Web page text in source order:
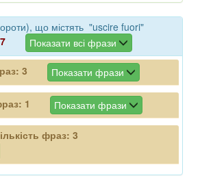
що містять "uscire fuori"
7 Показати всі фрази
3 Показати фрази
1 Показати фрази
фраз: 3